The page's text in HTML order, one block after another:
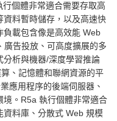
個體非常適合需要存取高
料暫時儲存，以及高速快
負載包含像是高效能 Web
告投放、可高度擴展的多
析與機器/深度學習推論
、記憶體和聯網資源的平
應用程序的後端伺服器、
。R5a 執行個體非常適合
料庫、分散式 Web 規模